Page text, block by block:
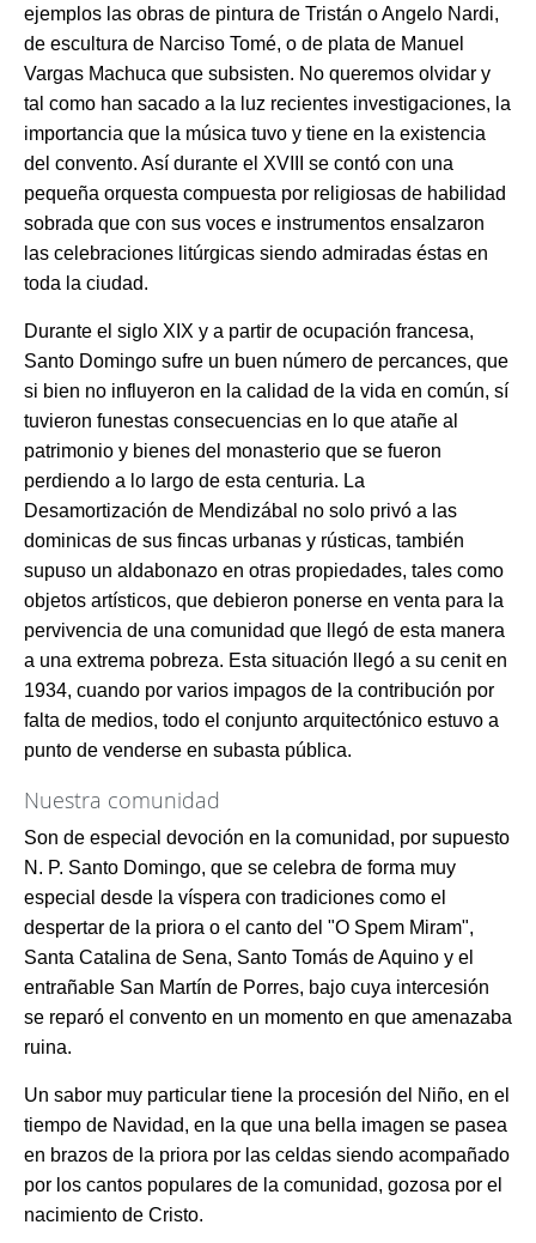
ejemplos las obras de pintura de Tristán o Angelo Nardi,
de escultura de Narciso Tomé, o de plata de Manuel
Vargas Machuca que subsisten. No queremos olvidar y
tal como han sacado a la luz recientes investigaciones, la
importancia que la música tuvo y tiene en la existencia
del convento. Así durante el XVIII se contó con una
pequeña orquesta compuesta por religiosas de habilidad
sobrada que con sus voces e instrumentos ensalzaron
las celebraciones litúrgicas siendo admiradas éstas en
toda la ciudad.
Durante el siglo XIX y a partir de ocupación francesa,
Santo Domingo sufre un buen número de percances, que
si bien no influyeron en la calidad de la vida en común, sí
tuvieron funestas consecuencias en lo que atañe al
patrimonio y bienes del monasterio que se fueron
perdiendo a lo largo de esta centuria. La
Desamortización de Mendizábal no solo privó a las
dominicas de sus fincas urbanas y rústicas, también
supuso un aldabonazo en otras propiedades, tales como
objetos artísticos, que debieron ponerse en venta para la
pervivencia de una comunidad que llegó de esta manera
a una extrema pobreza. Esta situación llegó a su cenit en
1934, cuando por varios impagos de la contribución por
falta de medios, todo el conjunto arquitectónico estuvo a
punto de venderse en subasta pública.
Nuestra comunidad
Son de especial devoción en la comunidad, por supuesto
N. P. Santo Domingo, que se celebra de forma muy
especial desde la víspera con tradiciones como el
despertar de la priora o el canto del "O Spem Miram",
Santa Catalina de Sena, Santo Tomás de Aquino y el
entrañable San Martín de Porres, bajo cuya intercesión
se reparó el convento en un momento en que amenazaba
ruina.
Un sabor muy particular tiene la procesión del Niño, en el
tiempo de Navidad, en la que una bella imagen se pasea
en brazos de la priora por las celdas siendo acompañado
por los cantos populares de la comunidad, gozosa por el
nacimiento de Cristo.